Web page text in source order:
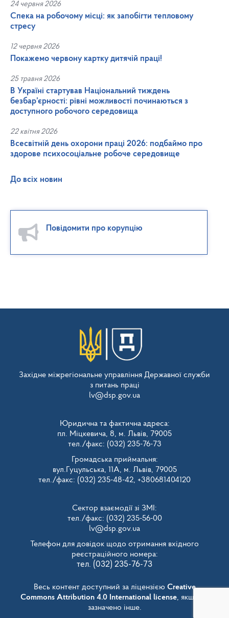
24 червня 2026
Спека на робочому місці: як запобігти тепловому
стресу
12 червня 2026
Покажемо червону картку дитячій праці!
25 травня 2026
В Україні стартував Національний тиждень
безбар’єрності: рівні можливості починаються з
доступного робочого середовища
22 квітня 2026
Всесвітній день охорони праці 2026: подбаймо про
здорове психосоціальне робоче середовище
До всіх новин
Повідомити про корупцію
Західне міжрегіональне управління Державної служби
з питань праці
lv@dsp.gov.ua
Юридична та фактична адреса:
пл. Міцкевича, 8, м. Львів, 79005
тел./факс: (032) 235-76-73
Громадська приймальня:
вул.Гуцульська, 11А, м. Львів, 79005
тел./факс: (032) 235-48-42, +380681404120
Сектор взаємодії зі ЗМІ:
тел./факс: (032) 235-56-00
lv@dsp.gov.ua
Телефон для довідок щодо отримання вхідного
реєстраційного номера:
тел. (032) 235-76-73
Весь контент доступний за ліцензією Creative
Commons Attribution 4.0 International license, якщо не
зазначено інше.